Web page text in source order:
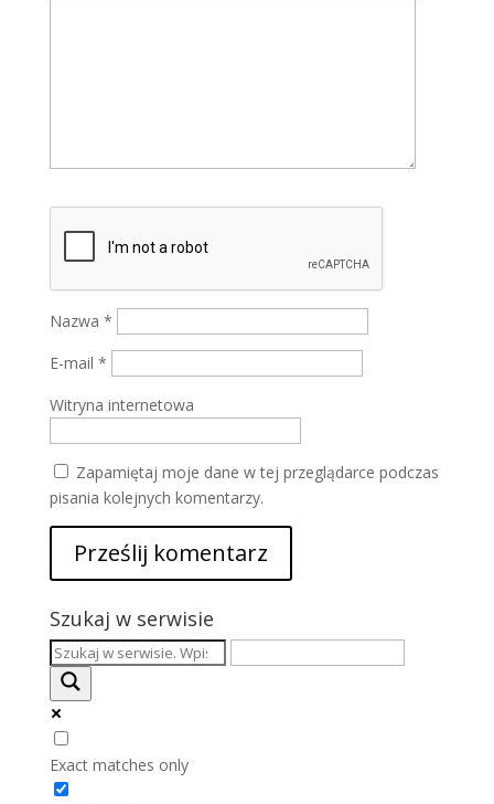
Nazwa *
E-mail *
Witryna internetowa
Zapamiętaj moje dane w tej przeglądarce podczas
pisania kolejnych komentarzy.
Szukaj w serwisie
Exact matches only